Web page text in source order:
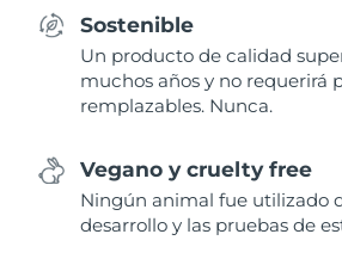
Sostenible
Un producto de calidad
muchos años y no requerirá
remplazables. Nunca.
Vegano y cruelty free
Ningún animal fue utilizado
desarrollo y las pruebas de